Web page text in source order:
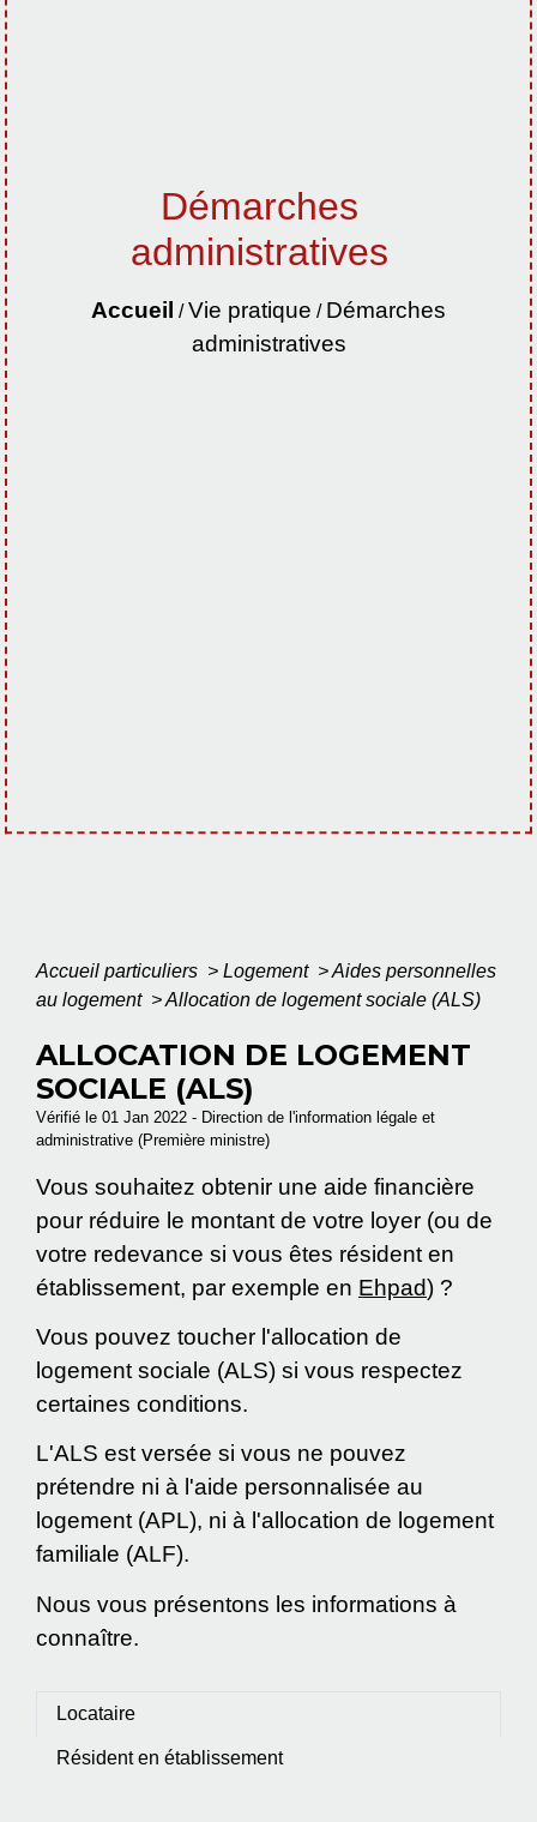
Démarches
administratives
Accueil /Vie pratique / Démarches
administratives
Accueil particuliers > Logement >Aides personnelles
au logement >Allocation de logement sociale (ALS)
ALLOCATION DE LOGEMENT
SOCIALE (ALS)
Vérifié le 01 Jan 2022 - Direction de l'information légale et
administrative (Première ministre)
Vous souhaitez obtenir une aide financière
pour réduire le montant de votre loyer (ou de
votre redevance si vous êtes résident en
établissement, par exemple en Ehpad) ?
Vous pouvez toucher l'allocation de
logement sociale (ALS) si vous respectez
certaines conditions.
L'ALS est versée si vous ne pouvez
prétendre ni à l'aide personnalisée au
logement (APL), ni à l'allocation de logement
familiale (ALF).
Nous vous présentons les informations à
connaître.
Locataire
Résident en établissement